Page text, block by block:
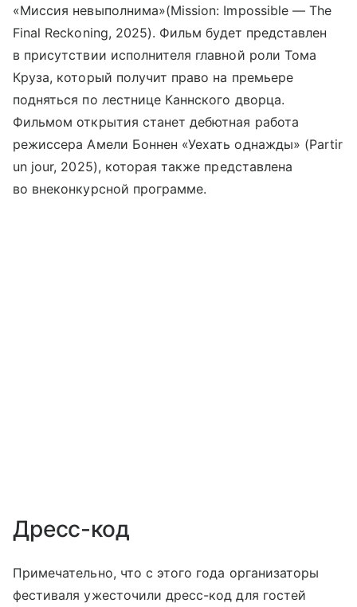
«Миссия невыполнима»(Mission: Impossible — The
Final Reckoning, 2025). Фильм будет представлен
в присутствии исполнителя главной роли Тома
Круза, который получит право на премьере
подняться по лестнице Каннского дворца.
Фильмом открытия станет дебютная работа
режиссера Амели Боннен «Уехать однажды» (Partir
un jour, 2025), которая также представлена
во внеконкурсной программе.
Дресс-код
Примечательно, что с этого года организаторы
фестиваля ужесточили дресс-код для гостей